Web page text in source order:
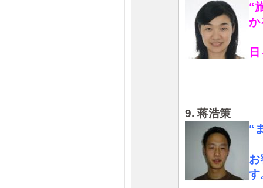
“
か
9. 蒋浩策
“
お
す